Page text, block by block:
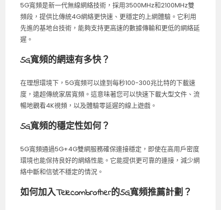
5G寬頻是新一代無線網絡技術，採用3500MHz和2100MHz雙
頻段，提供比傳統4G網絡更快速、更穩定的上網體驗。它利用
先進的基地台技術，能夠支持更高速的數據傳輸和更低的網絡延
遲。
5G寬頻的網速有多快？
在理想環境下，5G寬頻可以達到每秒100-300兆比特的下載速
度，遠超傳統家居寬頻。這意味著您可以快速下載大型文件、流
暢地觀看4K視頻，以及體驗零延遲的線上遊戲。
5G寬頻的穩定性如何？
5G寬頻通過5G+4G雙網服務確保連接穩定，即使在高用戶密度
環境也能保持良好的網絡性能。它能提供更可靠的連接，減少網
絡中斷和信號不穩定的情況。
如何加入Telecombrother的5G寬頻推薦計劃？